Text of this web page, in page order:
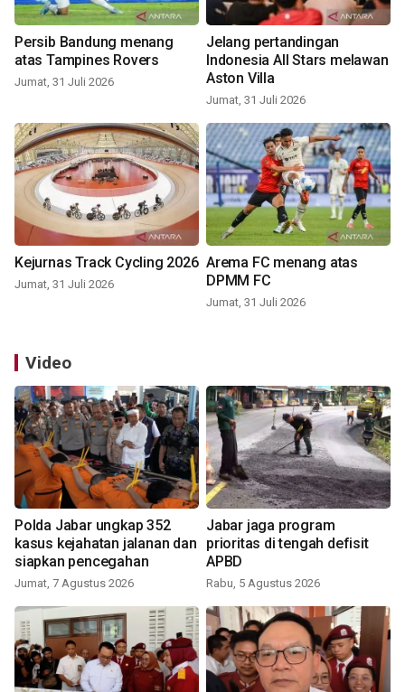
Persib Bandung menang
atas Tampines Rovers
Jumat, 31 Juli 2026
Jelang pertandingan
Indonesia All Stars melawan
Aston Villa
Jumat, 31 Juli 2026
Kejurnas Track Cycling 2026
Jumat, 31 Juli 2026
Arema FC menang atas
DPMM FC
Jumat, 31 Juli 2026
Video
Polda Jabar ungkap 352
kasus kejahatan jalanan dan
siapkan pencegahan
Jumat, 7 Agustus 2026
Jabar jaga program
prioritas di tengah defisit
APBD
Rabu, 5 Agustus 2026